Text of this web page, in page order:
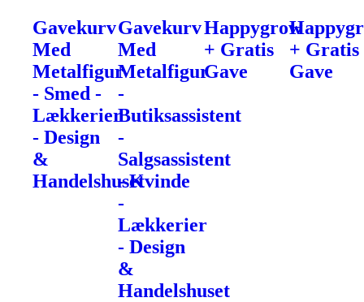
Gavekurv
Med
Metalfigur
- Smed -
Lækkerier
- Design
&
Handelshuset
Gavekurv
Med
Metalfigur
-
Butiksassistent
-
Salgsassistent
- Kvinde
-
Lækkerier
- Design
&
Handelshuset
Happygrow
+ Gratis
Gave
+ Gratis
Gave